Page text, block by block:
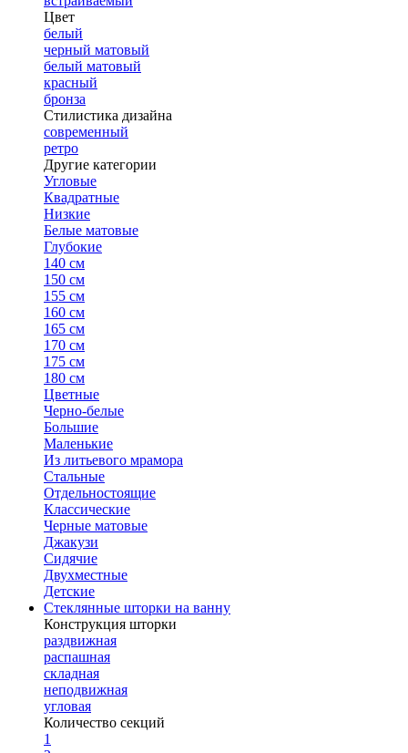
Цвет
белый
черный матовый
белый матовый
красный
бронза
Стилистика дизайна
современный
ретро
Другие категории
Угловые
Квадратные
Низкие
Белые матовые
Глубокие
140 см
150 см
155 см
160 см
165 см
170 см
175 см
180 см
Цветные
Черно-белые
Большие
Маленькие
Из литьевого мрамора
Стальные
Отдельностоящие
Классические
Черные матовые
Джакузи
Сидячие
Двухместные
Детские
Стеклянные шторки на ванну
Конструкция шторки
раздвижная
распашная
складная
неподвижная
угловая
Количество секций
1